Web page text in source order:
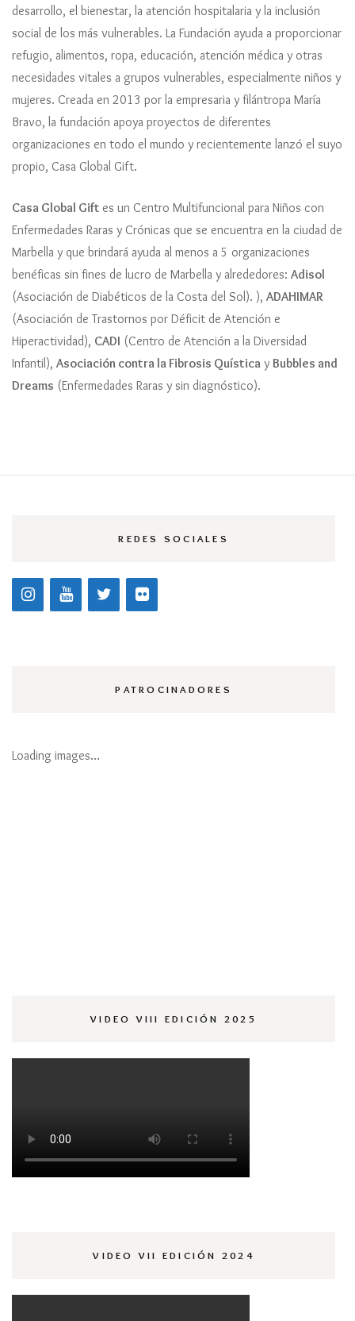
desarrollo, el bienestar, la atención hospitalaria y la inclusión
social de los más vulnerables. La Fundación ayuda a proporcionar
refugio, alimentos, ropa, educación, atención médica y otras
necesidades vitales a grupos vulnerables, especialmente niños y
mujeres. Creada en 2013 por la empresaria y filántropa María
Bravo, la fundación apoya proyectos de diferentes
organizaciones en todo el mundo y recientemente lanzó el suyo
propio, Casa Global Gift.
Casa Global Gift es un Centro Multifuncional para Niños con
Enfermedades Raras y Crónicas que se encuentra en la ciudad de
Marbella y que brindará ayuda al menos a 5 organizaciones
benéficas sin fines de lucro de Marbella y alrededores: Adisol
(Asociación de Diabéticos de la Costa del Sol). ), ADAHIMAR
(Asociación de Trastornos por Déficit de Atención e
Hiperactividad), CADI (Centro de Atención a la Diversidad
Infantil), Asociación contra la Fibrosis Quística y Bubbles and
Dreams (Enfermedades Raras y sin diagnóstico).
REDES SOCIALES
PATROCINADORES
Loading images…
VIDEO VIII EDICIÓN 2025
VIDEO VII EDICIÓN 2024